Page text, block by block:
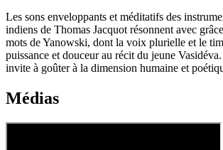
Les sons enveloppants et méditatifs des
indiens de Thomas Jacquot résonnent avec
mots de Yanowski, dont la voix plurielle et le
puissance et douceur au récit du jeune
invite à goûter à la dimension humaine et
Médias